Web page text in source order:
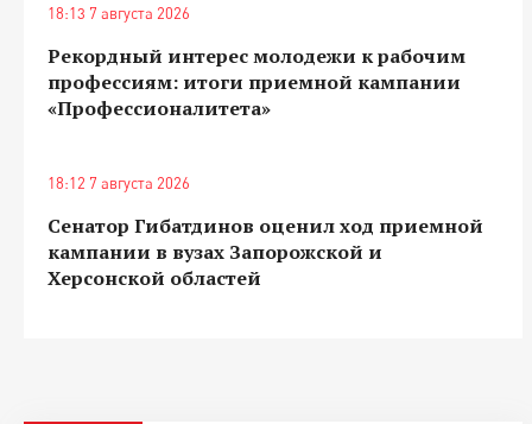
18:13 7 августа 2026
Рекордный интерес молодежи к рабочим
профессиям: итоги приемной кампании
«Профессионалитета»
18:12 7 августа 2026
Сенатор Гибатдинов оценил ход приемной
кампании в вузах Запорожской и
Херсонской областей